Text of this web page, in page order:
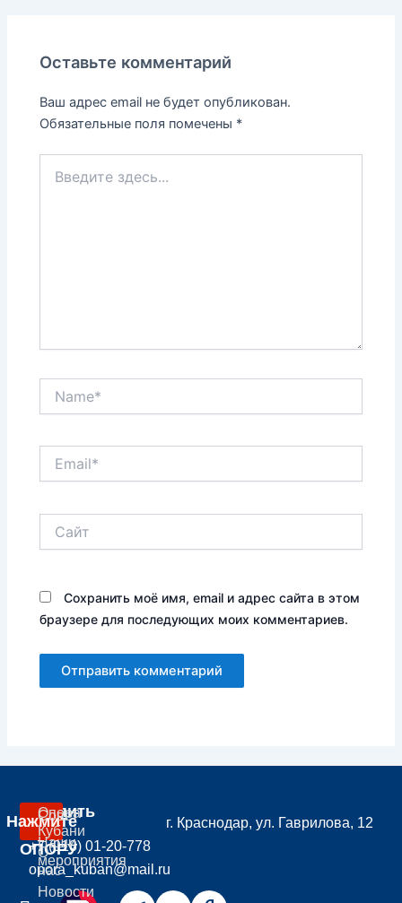
Оставьте комментарий
Ваш адрес email не будет опубликован.
Обязательные поля помечены *
здесь...
Сохранить моё имя, email и адрес сайта в этом
браузере для последующих моих комментариев.
Опора
Кубани
О
нас
Новости
Совет
Наши
мероприятия
Вступить
В
ОПОРУ
Нажмите
г. Краснодар, ул. Гаврилова, 12
+7 (918) 01-20-778
opora_kuban@mail.ru